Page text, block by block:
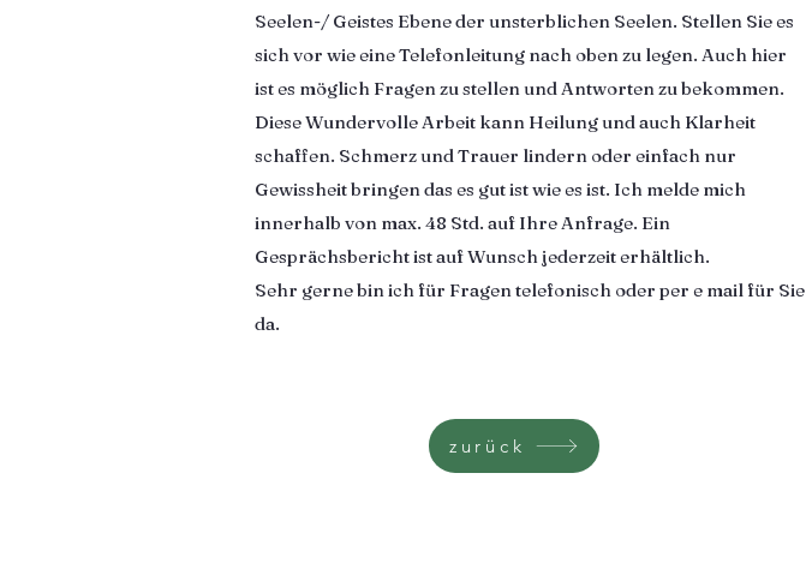
Seelen-/ Geistes Ebene der unsterblichen Seelen. Stellen Sie es
sich vor wie eine Telefonleitung nach oben zu legen. Auch hier
ist es möglich Fragen zu stellen und Antworten zu bekommen.
Diese Wundervolle Arbeit kann Heilung und auch Klarheit
schaffen. Schmerz und Trauer lindern oder einfach nur
Gewissheit bringen das es gut ist wie es ist. Ich melde mich
innerhalb von max. 48 Std. auf Ihre Anfrage. Ein
Gesprächsbericht ist auf Wunsch jederzeit erhältlich.
​Sehr gerne bin ich für Fragen telefonisch oder per e mail für Sie
da.
zurück